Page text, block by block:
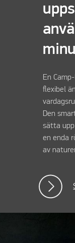
En
flexibel
Den
sätta
en enda
av